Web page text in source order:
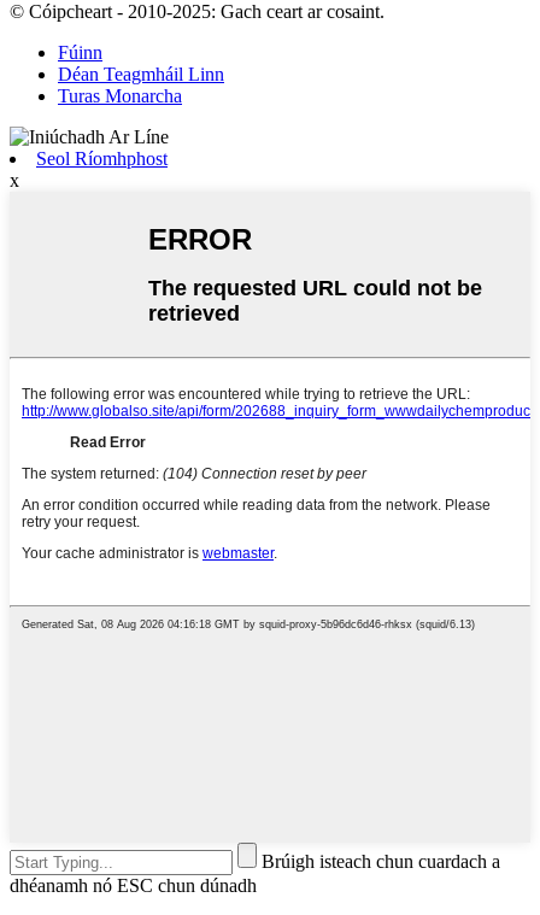
© Cóipcheart - 2010-2025: Gach ceart ar cosaint.
Fúinn
Déan Teagmháil Linn
Turas Monarcha
Seol Ríomhphost
x
Brúigh isteach chun cuardach a
dhéanamh nó ESC chun dúnadh